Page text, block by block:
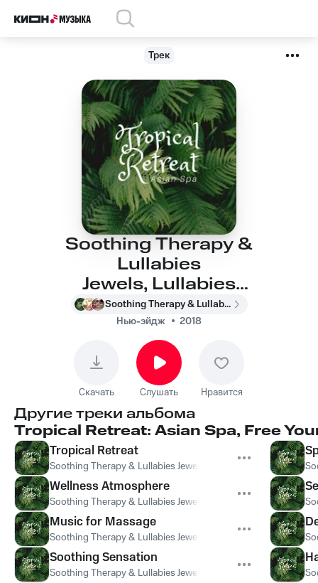
Трек
Soothing Therapy &
Lullabies
Jewels, Lullabies
Jewels, Soothing
Therapy - Soothing
Sensation
Soothing Therapy & Lullabies Jewels, Lullabies Jewels, Soothing Therapy
Нью-эйдж
2018
Скачать Слушать Нравится
Другие треки альбома
Tropical Retreat: Asian Spa, Free
Tropical Retreat
Soothing Therapy & Lullabies Jewels Lullabies Jewels,
Wellness Atmosphere
Soothing Therapy & Lullabies Jewels Lullabies Jewels,
Music for Massage
Soothing Therapy & Lullabies Jewels Lullabies Jewels,
Soothing Sensation
Soothing Therapy & Lullabies Jewels Lullabies Jewels,